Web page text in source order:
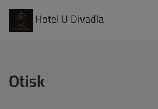
Hotel U Divadla
Otisk